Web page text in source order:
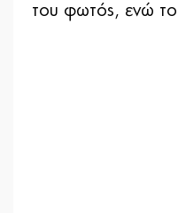
του φωτός, ενώ το